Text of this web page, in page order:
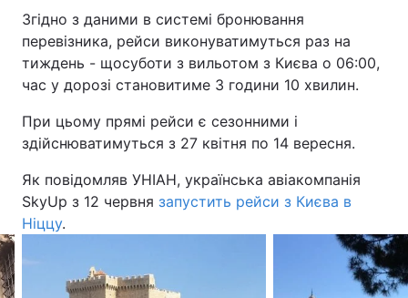
Згідно з даними в системі бронювання
перевізника, рейси виконуватимуться раз на
тиждень - щосуботи з вильотом з Києва о 06:00,
час у дорозі становитиме 3 години 10 хвилин.
При цьому прямі рейси є сезонними і
здійснюватимуться з 27 квітня по 14 вересня.
Як повідомляв УНІАН, українська авіакомпанія
SkyUp з 12 червня запустить рейси з Києва в
Ніццу.